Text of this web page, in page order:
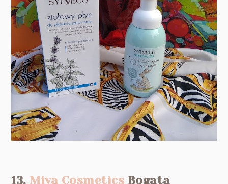
13. Miya Cosmetics Bogata